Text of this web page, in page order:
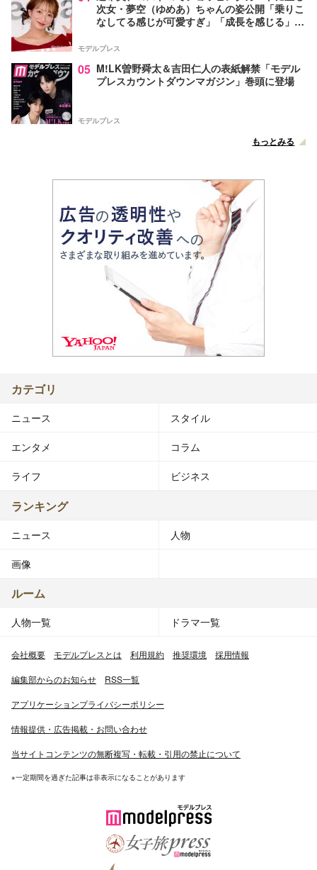
次女・夢空（ゆめあ）ちゃんの姿公開「乗りこ
なしてる感じが可愛すぎ」「成長を感じる」の
モデルプレス
05 M!LK曽野舜太＆吉田仁人の表紙解禁「モデル
プレスカウントダウンマガジン」巻頭に登場
モデルプレス
もっとみる
カテゴリ
ニュース スタイル
エンタメ コラム
ライフ ビジネス
ランキング
ニュース 人物
画像
ルーム
人物一覧 ドラマ一覧
会社概要 モデルプレスとは 利用規約 推奨環境 採用情報
編集部からのお知らせ RSS一覧
アプリケーションプライバシーポリシー
情報提供・広告掲載・お問い合わせ
当サイトコンテンツの無断複写・転載・引用の禁止について
※一定期間を過ぎた記事は非表示になることがあります